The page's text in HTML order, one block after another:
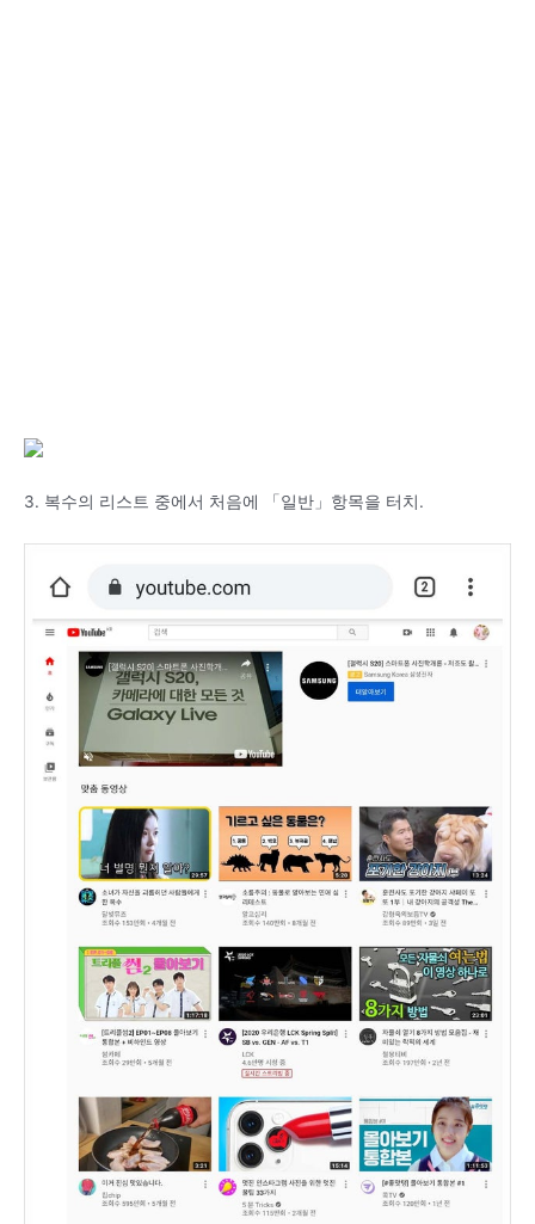
3. 복수의 리스트 중에서 처음에 「일반」항목을 터치.